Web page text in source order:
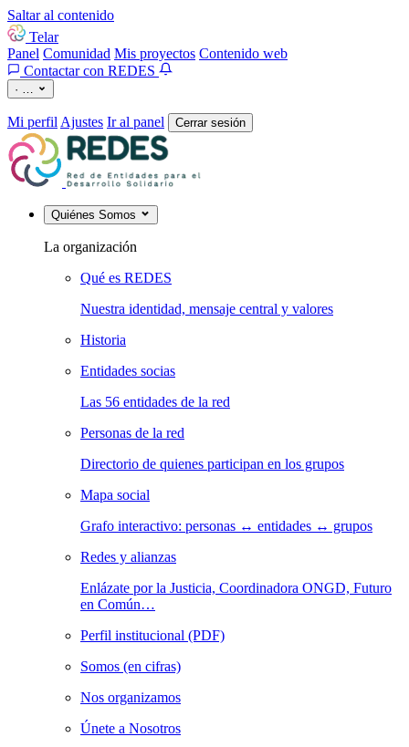
Saltar al contenido
Telar
Panel Comunidad Mis proyectos Contenido web
Contactar con REDES
· …
Mi perfil Ajustes Ir al panel Cerrar sesión
Quiénes Somos
La organización
Qué es REDES
Nuestra identidad, mensaje central y valores
Historia
Entidades socias
Las 56 entidades de la red
Personas de la red
Directorio de quienes participan en los grupos
Mapa social
Grafo interactivo: personas ↔ entidades ↔ grupos
Redes y alianzas
Enlázate por la Justicia, Coordinadora ONGD, Futuro
en Común…
Perfil institucional (PDF)
Somos (en cifras)
Nos organizamos
Únete a Nosotros